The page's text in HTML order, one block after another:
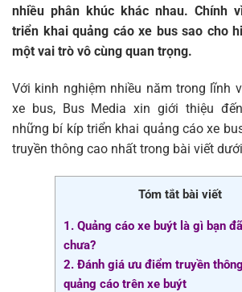
nhiều phân khúc khác nhau. Chính
triển khai quảng cáo xe bus sao cho
một vai trò vô cùng quan trọng.
Với kinh nghiệm nhiều năm trong lĩnh
xe bus, Bus Media xin giới thiệu
những bí kíp triển khai quảng cáo xe
truyền thông cao nhất trong bài viết
Tóm tắt bài viết
1. Quảng cáo xe buýt là gì bạn
chưa?
2. Đánh giá ưu điểm truyền
quảng cáo trên xe buýt